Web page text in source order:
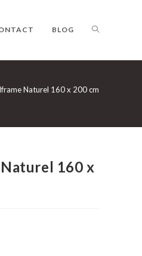
BLOG TOGGLE
WEBSITE
Naturel 160 x 200 cm
160 x